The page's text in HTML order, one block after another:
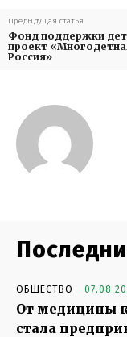
Предыдущая статья
Фонд поддержки
проект
Россия»
ОБЩЕСТВО
От медицины
стала